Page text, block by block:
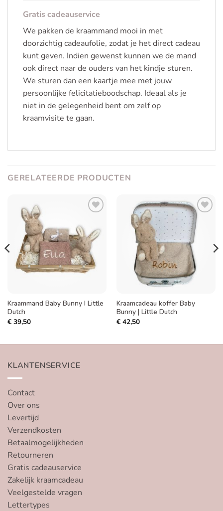
Gratis cadeauservice
We pakken de kraammand mooi in met
doorzichtig cadeaufolie, zodat je het direct cadeau
kunt geven. Indien gewenst kunnen we de mand
ook direct naar de ouders van het kindje sturen.
We sturen dan een kaartje mee met jouw
persoonlijke felicitatieboodschap. Ideaal als je
niet in de gelegenheid bent om zelf op
kraamvisite te gaan.
GERELATEERDE PRODUCTEN
aan
verlanglijst
Kraammand Baby Bunny I Little
Dutch
€39,50
Toevoegen
aan
verlanglijst
Kraamcadeau koffer Baby
Bunny | Little Dutch
€42,50
KLANTENSERVICE
Contact
Over ons
Levertijd
Verzendkosten
Betaalmogelijkheden
Retourneren
Gratis cadeauservice
Zakelijk kraamcadeau
Veelgestelde vragen
Lettertypes